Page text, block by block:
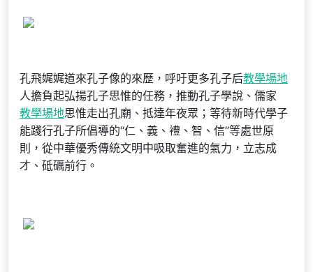
孔飛娓娓道來孔子像的來歷，呼吁更多孔子后教學場地
人擔負起弘揚孔子思惟的任務，推動孔子學說、儒家
教學場地思惟走出孔廟、抵達年夜眾；等待新時代學子
能踐行孔子所倡導的“仁、義、禮、智、信”等處世原
則，從中華優秀傳統文明中吸取奮進的氣力，立志成
才、砥礪前行。